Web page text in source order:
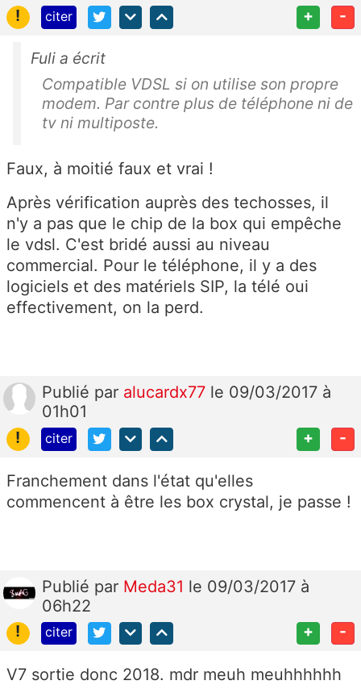
!
citer + -
Fuli a écrit
Compatible VDSL si on utilise son propre
modem. Par contre plus de téléphone ni de
tv ni multiposte.
Faux, à moitié faux et vrai !
Après vérification auprès des techosses, il
n'y a pas que le chip de la box qui empêche
le vdsl. C'est bridé aussi au niveau
commercial. Pour le téléphone, il y a des
logiciels et des matériels SIP, la télé oui
effectivement, on la perd.
Publié par alucardx77 le 09/03/2017 à
01h01
!
citer + -
Franchement dans l'état qu'elles
commencent à être les box crystal, je passe !
Publié par Meda31 le 09/03/2017 à
06h22
!
citer + -
V7 sortie donc 2018. mdr meuh meuhhhhhh